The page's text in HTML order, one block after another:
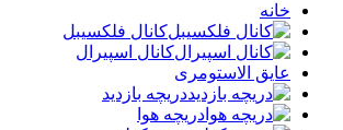
خانه
کانال فلکسیبل
کانال اسپیرال
عایق الاستومری
دریچه بازدید
دریچه هوا